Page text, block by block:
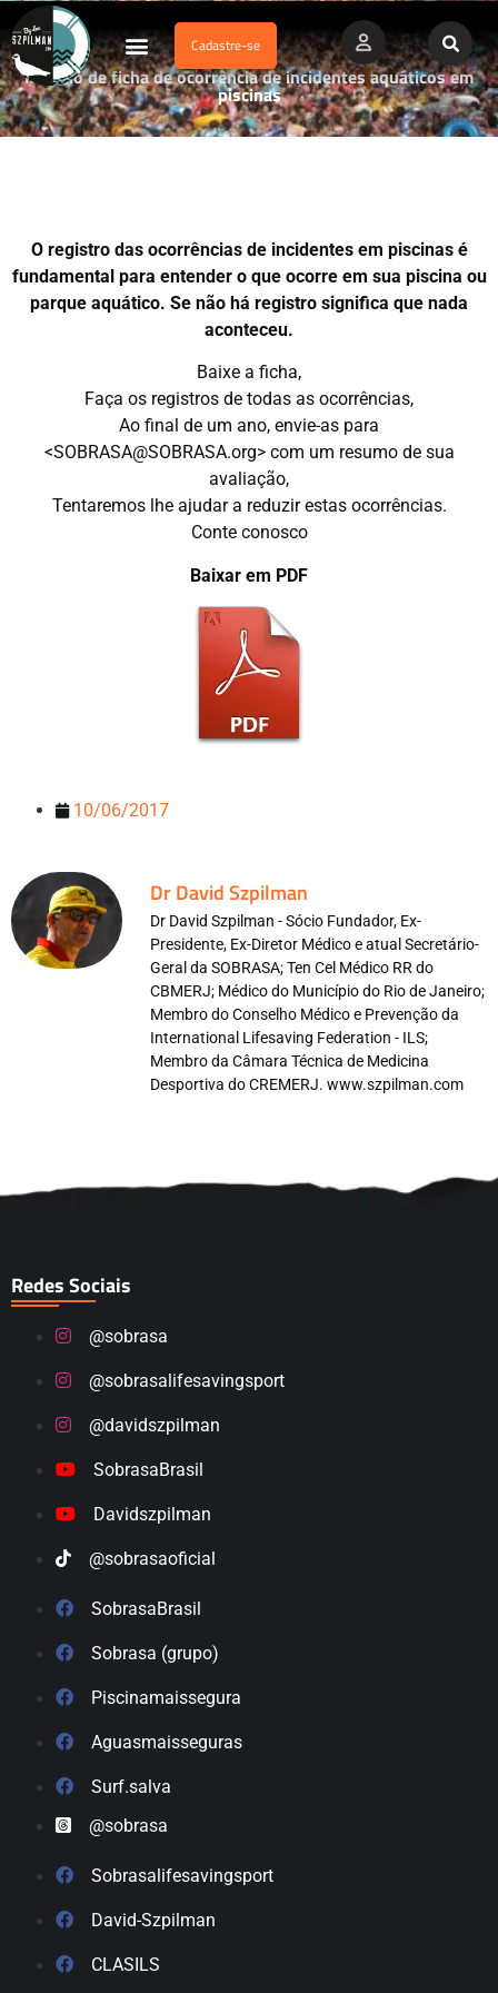
Cadastre-se
Modelo de ficha de ocorrência de incidentes aquáticos em
piscinas
O registro das ocorrências de incidentes em piscinas é
fundamental para entender o que ocorre em sua piscina ou
parque aquático. Se não há registro significa que nada
aconteceu.
Baixe a ficha,
Faça os registros de todas as ocorrências,
Ao final de um ano, envie-as para
<SOBRASA@SOBRASA.org> com um resumo de sua
avaliação,
Tentaremos lhe ajudar a reduzir estas ocorrências.
Conte conosco
Baixar em PDF
10/06/2017
Dr David Szpilman
Dr David Szpilman - Sócio Fundador, Ex-
Presidente, Ex-Diretor Médico e atual Secretário-
Geral da SOBRASA; Ten Cel Médico RR do
CBMERJ; Médico do Município do Rio de Janeiro;
Membro do Conselho Médico e Prevenção da
International Lifesaving Federation - ILS;
Membro da Câmara Técnica de Medicina
Desportiva do CREMERJ. www.szpilman.com
Redes Sociais
@sobrasa
@sobrasalifesavingsport
@davidszpilman
SobrasaBrasil
Davidszpilman
@sobrasaoficial
SobrasaBrasil
Sobrasa (grupo)
Piscinamaissegura
Aguasmaisseguras
Surf.salva
@sobrasa
Sobrasalifesavingsport
David-Szpilman
CLASILS